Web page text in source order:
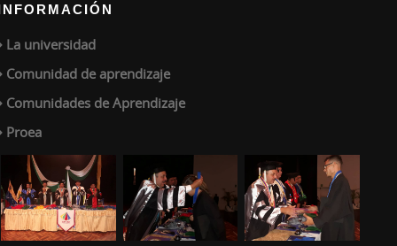
La universidad
Comunidad de aprendizaje
Comunidades de Aprendizaje
Proea